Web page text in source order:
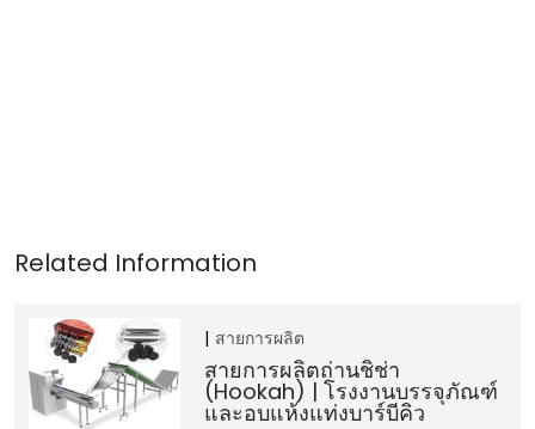
สายการผลิต
สายการผลิตถ่านชิช่า
(Hookah) | โรงงานบรรจุภัณฑ์
และอบแห้งแท่งบาร์บีคิว